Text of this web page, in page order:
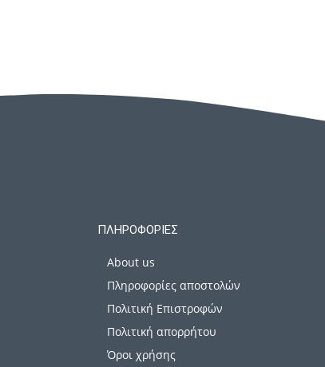
ΠΛΗΡΟΦΟΡΊΕΣ
About us
Πληροφορίες αποστολών
Πολιτική Επιστροφών
Πολιτική απορρήτου
Όροι χρήσης